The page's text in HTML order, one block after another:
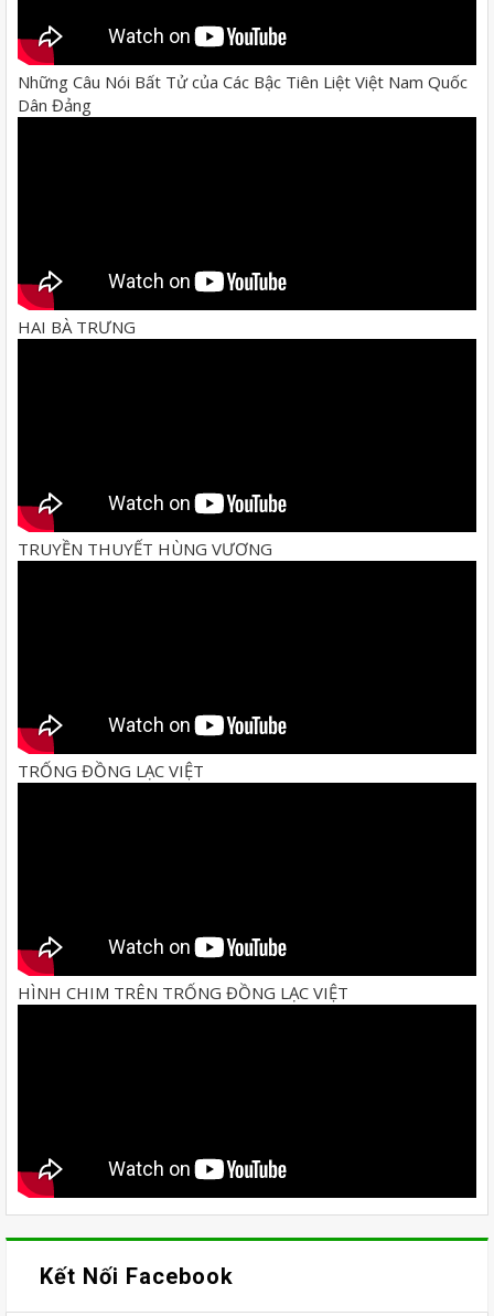
Những Câu Nói Bất Tử của Các Bậc Tiên Liệt Việt Nam Quốc
Dân Đảng
HAI BÀ TRƯNG
TRUYỀN THUYẾT HÙNG VƯƠNG
TRỐNG ĐỒNG LẠC VIỆT
HÌNH CHIM TRÊN TRỐNG ĐỒNG LẠC VIỆT
Kết Nối Facebook